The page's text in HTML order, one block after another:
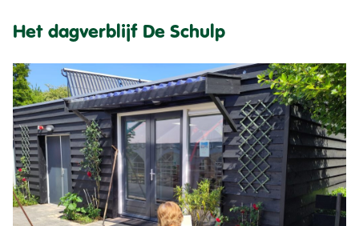
Het dagverblijf De Schulp